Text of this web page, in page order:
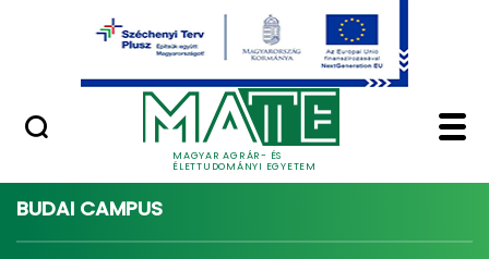
Ugrás a fő tartalomhoz
MAGYAR AGRÁR- ÉS
ÉLETTUDOMÁNYI EGYETEM
Minőségügy
Home - Magyar
BUDAI CAMPUS